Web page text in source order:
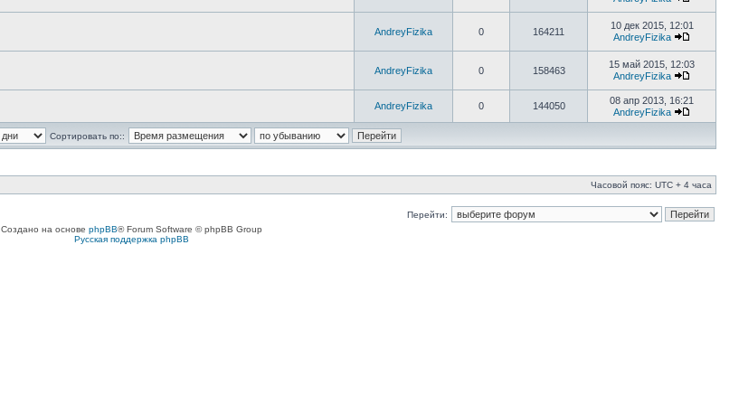
AndreyFizika 0 164211
10 дек 2015, 12:01
AndreyFizika
AndreyFizika 0 158463
15 май 2015, 12:03
AndreyFizika
AndreyFizika 0 144050
08 апр 2013, 16:21
AndreyFizika
Сортировать по::
Часовой пояс: UTC + 4 часа
Перейти:
Создано на основе phpBB® Forum Software © phpBB Group
Русская поддержка phpBB